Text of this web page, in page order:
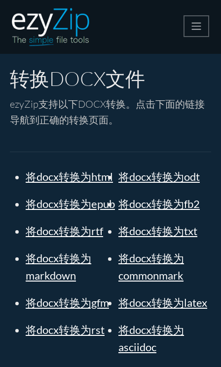
转换DOCX文件
ezyZip支持以下DOCX转换。点击下面的链接
导航到正确的转换页面。
将docx转换为html 将docx转换为odt
将docx转换为epub 将docx转换为fb2
将docx转换为rtf 将docx转换为txt
将docx转换为
markdown
将docx转换为
commonmark
将docx转换为gfm 将docx转换为latex
将docx转换为rst
将docx转换为
asciidoc